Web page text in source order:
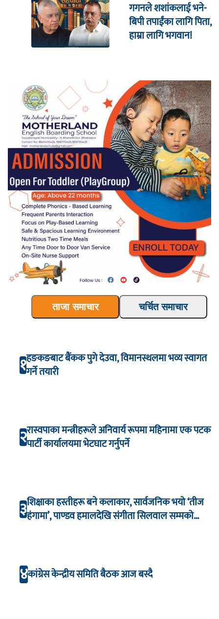
गगनले शशांकलाई भने-
बिपी तपाईंका लागि पिता,
हाम्रा लागि भगवान!
ताजा समाचार चर्चित समाचार
१हङकङबाट बैंकक पुगे देउवा, विमानस्थलमा भव्य स्वागत
गर्ने तयारी
२रास्वपाका मन्त्रीहरूले अनिवार्य रूपमा महिनामा एक पटक
पार्टी कार्यालयमा भेटघाट गर्नुपर्ने
३शिक्षाका हस्तीहरू बने कलाकार, सार्वजनिक भयो ‘तीज
हंगामा’, पाण्डव हमालदेखि संगीता सिलवाल सम्मको
४कांग्रेस केन्द्रीय समिति बैठक आज बस्दै